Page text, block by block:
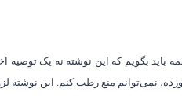
باید بگویم که این نوشته نه یک
نمیتوانم منع رطب کنم. این نوشته